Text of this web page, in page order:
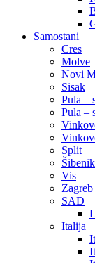
Samostani
Cres
Molve
Novi
Sisak
Pula –
Pula –
Split
Šibenik
Vis
Zagreb
SAD
Italija